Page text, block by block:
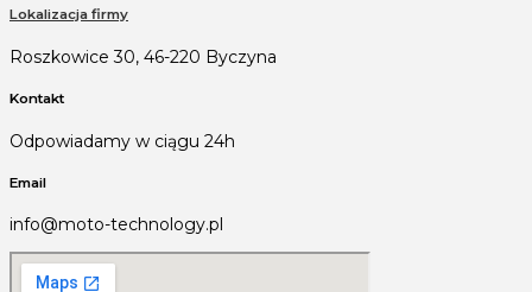
Lokalizacja firmy
Roszkowice 30, 46-220 Byczyna
Kontakt
Odpowiadamy w ciągu 24h
Email
info@moto-technology.pl